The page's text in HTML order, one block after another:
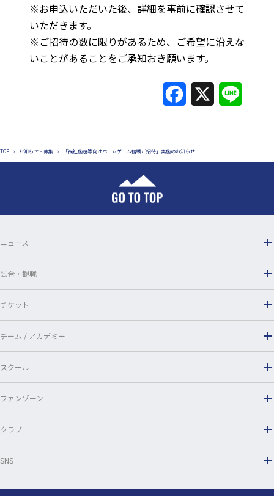
※お申込いただいた後、詳細を事前に確認させて
いただきます。
※ご招待の数に限りがあるため、ご希望に沿えな
いことがあることをご承知おき願います。
e
k
e
TOP › お知らせ・募集 › 「福祉施設等向けホームゲーム観戦ご招待」実施のお知らせ
ニュース
試合・観戦
チケット
チーム / アカデミー
スクール
ファンゾーン
クラブ
SNS